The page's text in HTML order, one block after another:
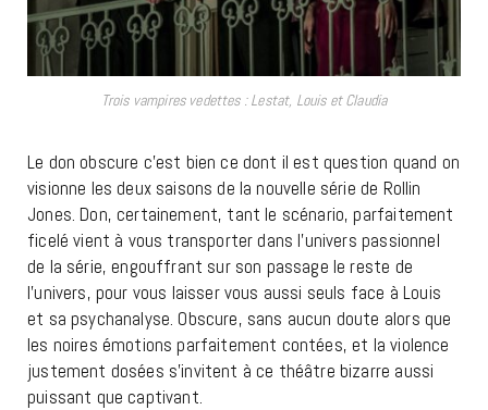
Trois vampires vedettes : Lestat, Louis et Claudia
Le don obscure c’est bien ce dont il est question quand on
visionne les deux saisons de la nouvelle série de Rollin
Jones. Don, certainement, tant le scénario, parfaitement
ficelé vient à vous transporter dans l’univers passionnel
de la série, engouffrant sur son passage le reste de
l’univers, pour vous laisser vous aussi seuls face à Louis
et sa psychanalyse. Obscure, sans aucun doute alors que
les noires émotions parfaitement contées, et la violence
justement dosées s’invitent à ce théâtre bizarre aussi
puissant que captivant.